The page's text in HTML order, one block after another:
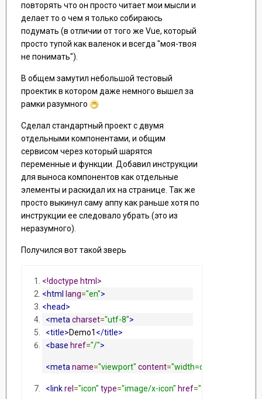
повторять что он просто читает мои мысли и
делает то о чем я только собираюсь
подумать (в отличии от того же Vue, который
просто тупой как валенок и всегда "моя-твоя
не понимать").
В общем замутил небольшой тестовый
проектик в котором даже немного вышел за
рамки разумного
Сделал стандартный проект с двумя
отдельными компонентами, и общим
сервисом через который шарятся
переменные и функции. Добавил инструкции
для выноса компонентов как отдельные
элементы и раскидал их на странице. Так же
просто выкинул саму аппу как раньше хотя по
инструкции ее следовало убрать (это из
неразумного).
Получился вот такой зверь
<!doctype html>
<html
lang="en">
<head>
<meta charset="utf-8">
<title>Demo1 </title>
<base href="/">
<meta name="viewport" content="width=device-width,
<link rel ="icon" type="image/x-icon" href="favicon.ico"